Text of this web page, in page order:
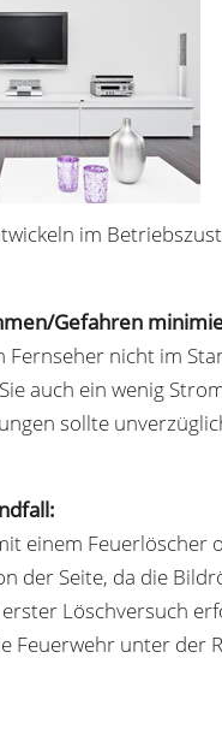
im
Gefahren
Fernseher nicht im
auch ein wenig
sollte
einem Feuerlöscher
der Seite, da die
Löschversuch
Feuerwehr unter der